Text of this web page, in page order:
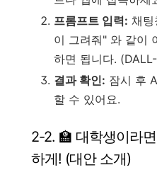
프롬프트 입력: 채
이 그려줘" 와 같이
하면 됩니다.
결과 확인: 잠시 후
할 수 있어요.
2-2. 🏫 대학생이라면
하게! (대안 소개)